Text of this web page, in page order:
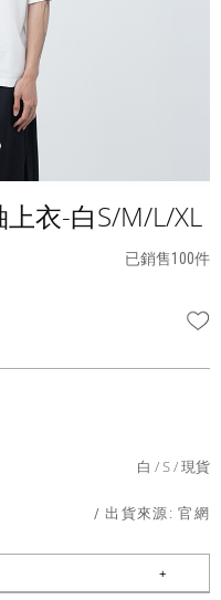
衣-白S/M/L/XL
已銷售100件
白 S 現貨
/ 出貨來源:官網